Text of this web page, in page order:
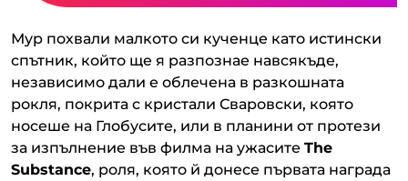
Мур похвали малкото си кученце като истински
спътник, който ще я разпознае навсякъде,
независимо дали е облечена в разкошната
рокля, покрита с кристали Сваровски, която
носеше на Глобусите, или в планини от протези
за изпълнение във филма на ужасите The
Substance, роля, която й донесе първата награда